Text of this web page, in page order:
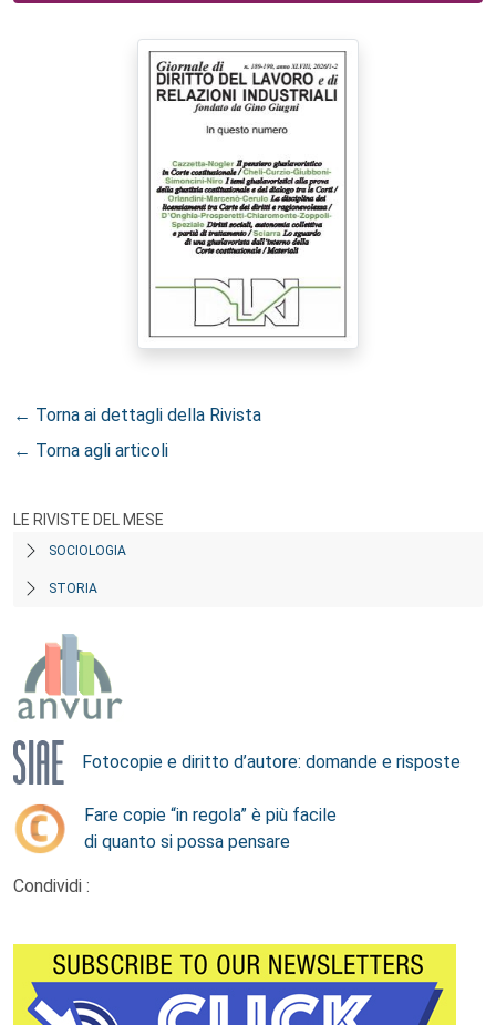
← Torna ai dettagli della Rivista
← Torna agli articoli
LE RIVISTE DEL MESE
SOCIOLOGIA
STORIA
Fotocopie e diritto d’autore: domande e risposte
Fare copie “in regola” è più facile
di quanto si possa pensare
Condividi :